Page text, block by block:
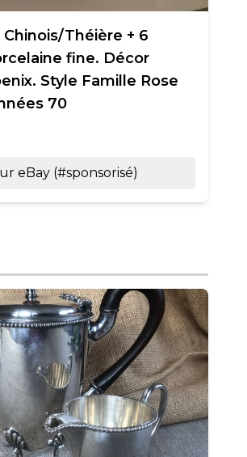
Théière + 6
fine. Décor
Style Famille Rose
70
eBay (#sponsorisé)